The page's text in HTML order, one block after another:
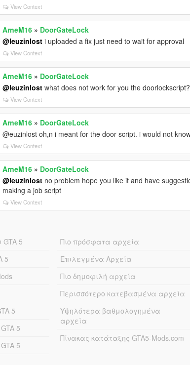
View Context
ArneM16 » DoorGateLock
@leuzinlost i uploaded a fix just need to wait for approval
View Context
ArneM16 » DoorGateLock
@leuzinlost what does not work for you the doorlockscript?
View Context
ArneM16 » DoorGateLock
@euzinlost oh,n i meant for the door script. i would not
View Context
ArneM16 » DoorGateLock
@leuzinlost no problem hope you like it and have
making a job script
View Context
5
5
5
5
5
Πιο πρόσφατα αρχεία
Επιλεγμένα Αρχεία
Πιο δημοφιλή αρχεία
Περισσότερο κατεβασμένα αρχεία
Υψηλότερα βαθμολογημένα
αρχεία
Πίνακας κατάταξης GTA5-Mods.com